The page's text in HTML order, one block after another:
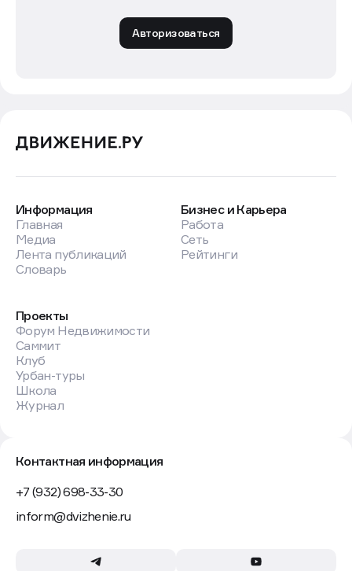
Авторизоваться
Информация
Главная
Медиа
Лента публикаций
Словарь
Бизнес и Карьера
Работа
Сеть
Рейтинги
Проекты
Форум Недвижимости
Саммит
Клуб
Урбан-туры
Школа
Журнал
Контактная информация
+7 (932) 698-33-30
inform@dvizhenie.ru